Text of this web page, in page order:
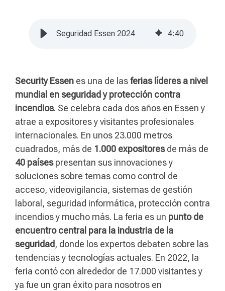
Seguridad Essen 2024 4:40
Security Essen es una de lasferias líderes a nivel
mundial en seguridad y protección contra
incendios. Se celebra cada dos años en Essen y
atrae a expositores y visitantes profesionales
internacionales. En unos 23.000 metros
cuadrados, más de 1.000 expositoresde más de
40 paísespresentan sus innovaciones y
soluciones sobre temas como control de
acceso, videovigilancia, sistemas de gestión
laboral, seguridad informática, protección contra
incendios y mucho más. La feria es un punto de
encuentro central para la industria de la
seguridad, donde los expertos debaten sobre las
tendencias y tecnologías actuales. En 2022, la
feria contó con alrededor de 17.000 visitantes y
ya fue un gran éxito para nosotros en